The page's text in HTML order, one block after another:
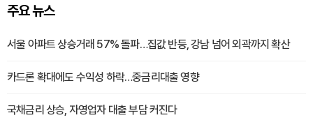
주요 뉴스
서울 아파트 상승거래 57% 돌파…집값 반등, 강남 넘어 외곽까지 확산
카드론 확대에도 수익성 하락…중금리대출 영향
국채금리 상승, 자영업자 대출 부담 커진다